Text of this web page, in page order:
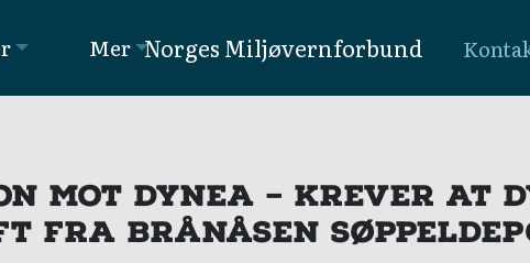
Mer Norges Miljøvernforbund
MOT DYNEA – KREVER AT
FRA BRÅNÅSEN